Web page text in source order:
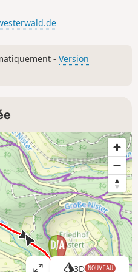
-Version
3D NOUVEAU